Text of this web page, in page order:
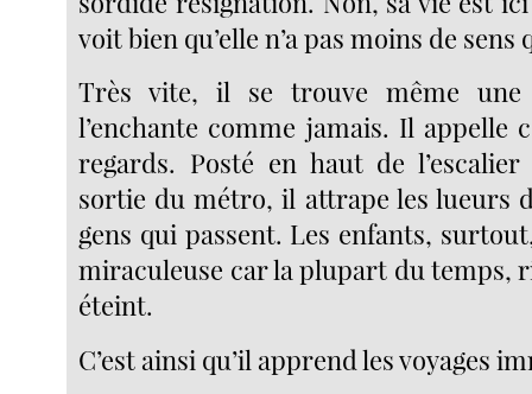
voit bien qu’elle n’a pas moins de sens
Très vite, il se trouve même une
l’enchante comme jamais. Il appelle
regards. Posté en haut de
sortie du métro, il attrape les lueurs
gens qui passent. Les enfants,
miraculeuse car la plupart du temps,
éteint.
C’est ainsi qu’il apprend les voyages